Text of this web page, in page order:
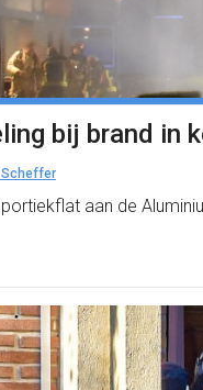
bij brand in
aan de